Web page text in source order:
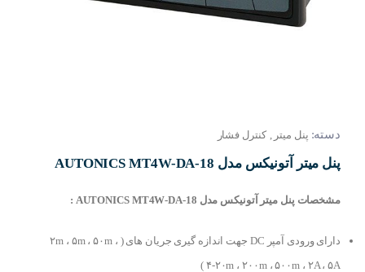
دسته: پنل میتر , کنترل فشار
پنل میتر آتونیکس مدل AUTONICS MT4W-DA-18
مشخصات پنل میتر آتونیکس مدل AUTONICS MT4W-DA-18 :
دارای ورودی آمپر DC جهت اندازه گیری جریان های ( ۲m ، ۵m ، ۵۰m ،
۴-۲۰m ، ۲۰۰m ، ۵۰۰m ، ۲A ، ۵A )